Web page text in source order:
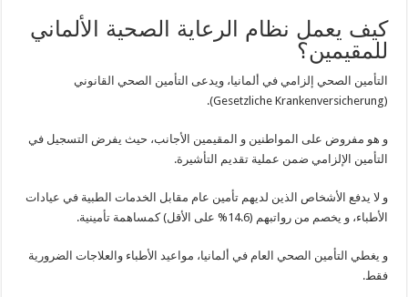
كيف يعمل نظام الرعاية الصحية الألماني
للمقيمين؟
التأمين الصحي إلزامي في ألمانيا، ويدعى التأمين الصحي القانوني
(Gesetzliche Krankenversicherung).
و هو مفروض على المواطنين و المقيمين الأجانب، حيث يفرض التسجيل في
التأمين الإلزامي ضمن عملية تقديم التأشيرة.
و لا يدفع الأشخاص الذين لديهم تأمين عام مقابل الخدمات الطبية في عيادات
الأطباء، و يخصم من رواتبهم (14.6% على الأقل) كمساهمة تأمينية.
و يغطي التأمين الصحي العام في ألمانيا، مواعيد الأطباء والعلاجات الضرورية
فقط.